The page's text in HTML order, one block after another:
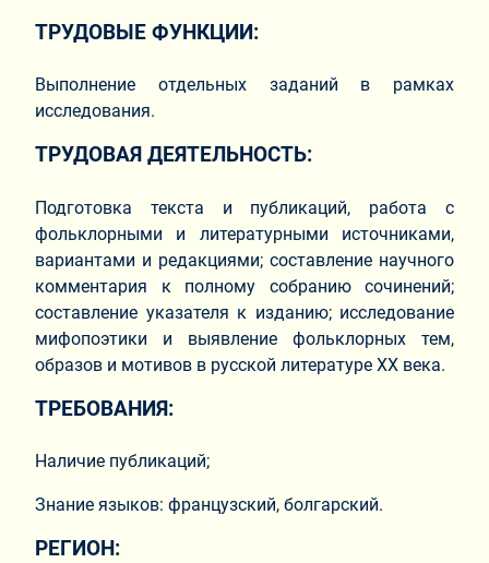
ТРУДОВЫЕ ФУНКЦИИ:
Выполнение отдельных заданий в рамках
исследования.
ТРУДОВАЯ ДЕЯТЕЛЬНОСТЬ:
Подготовка текста и публикаций, работа с
фольклорными и литературными источниками,
вариантами и редакциями; составление научного
комментария к полному собранию сочинений;
составление указателя к изданию; исследование
мифопоэтики и выявление фольклорных тем,
образов и мотивов в русской литературе XX века.
ТРЕБОВАНИЯ:
Наличие публикаций;
Знание языков: французский, болгарский.
РЕГИОН: